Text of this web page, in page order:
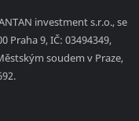
investment s.r.o., se
Praha 9, IČ: 03494349,
soudem v Praze,